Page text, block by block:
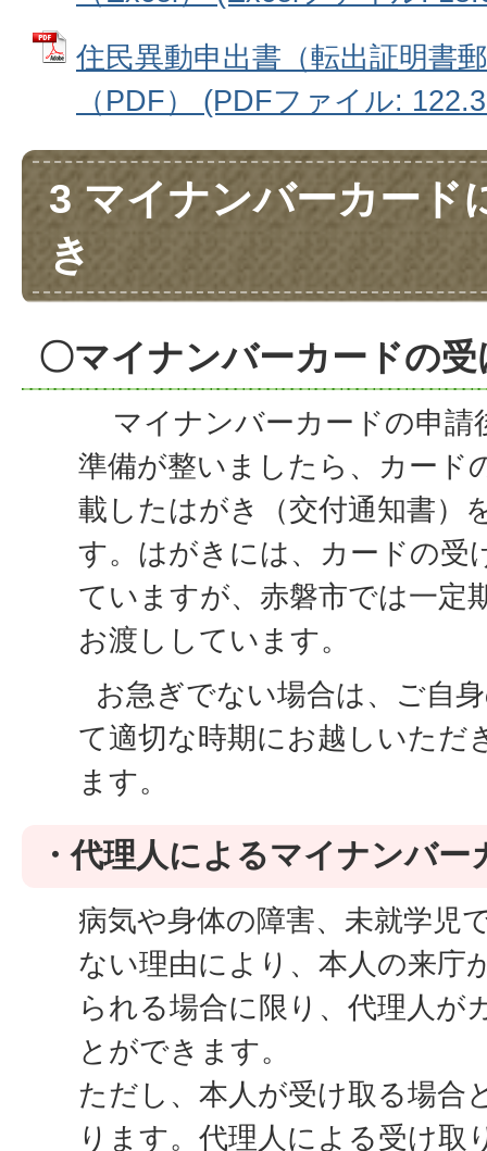
住民異動申出書（転出証明書
（PDF） (PDFファイル:
3 マイナンバーカード
き
〇マイナンバーカードの
マイナンバーカードの申請
準備が整いましたら、カード
載したはがき（交付通知書）
す。はがきには、カードの受
ていますが、赤磐市では一定
お渡ししています。
お急ぎでない場合は、ご自
て適切な時期にお越しいただ
ます。
・代理人によるマイナンバ
病気や身体の障害、未就学児
ない理由により、本人の来庁
られる場合に限り、代理人が
とができます。
ただし、本人が受け取る場合
ります。代理人による受け取